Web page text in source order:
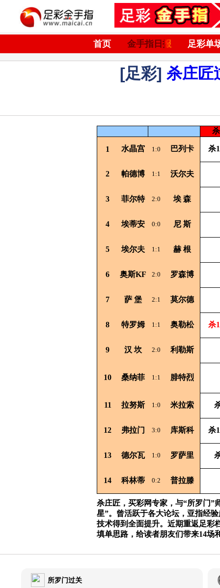
首页 金手指日报 足彩单
[足彩] 杀庄匠
1 水晶宫 1:0 巴列卡 杀
2 帕德博 1:1 沃尔夫
3 菲尔特 2:0 埃 森
4 埃蒂安 0:0 尼 斯
5 埃尔夫 1:1 赫 根
6 奥斯KF 2:0 罗森博
7 萨 堡 2:1 莫尔德
8 特罗姆 1:1 奥勒松 杀
9 汉 坎 2:0 利勒斯
10 桑纳菲 1:1 腓特烈
11 拉努斯 1:0 米拉索
12 弗拉门 3:0 库斯科 杀
13 德尔瓦 1:0 罗萨里
14 科林蒂 0:2 普拉滕
杀庄匠，买彩网专家，与“所罗门”
星”。曾活跃于各大论坛，亚指经
技术得到全面提升。近期重返足彩
填单思路，给读者朋友们带来14场
所罗门过关